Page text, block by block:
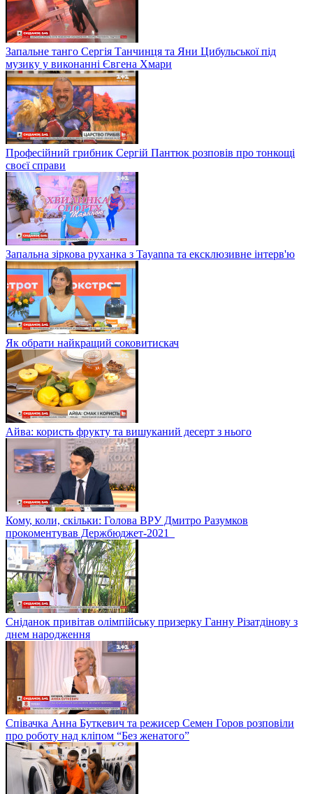
Запальне танго Сергія Танчинця та Яни Цибульської під
музику у виконанні Євгена Хмари
Професійний грибник Сергій Пантюк розповів про тонкощі
своєї справи
Запальна зіркова руханка з Tayanna та ексклюзивне інтерв'ю
Як обрати найкращий соковитискач
Айва: користь фрукту та вишуканий десерт з нього
Кому, коли, скільки: Голова ВРУ Дмитро Разумков
прокоментував Держбюджет-2021
Сніданок привітав олімпійську призерку Ганну Різатдінову з
днем народження
Співачка Анна Буткевич та режисер Семен Горов розповіли
про роботу над кліпом “Без женатого”